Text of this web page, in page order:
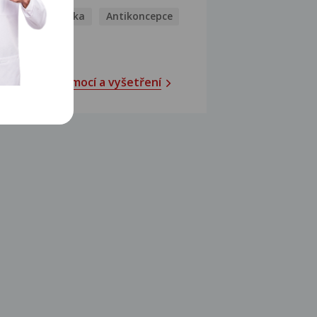
Antihistaminika Antikoncepce
Katalog nemocí a vyšetření